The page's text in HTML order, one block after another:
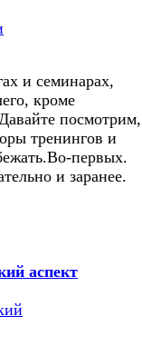
и семинарах,
кроме
посмотрим,
тренингов и
первых.
и заранее.
аспект